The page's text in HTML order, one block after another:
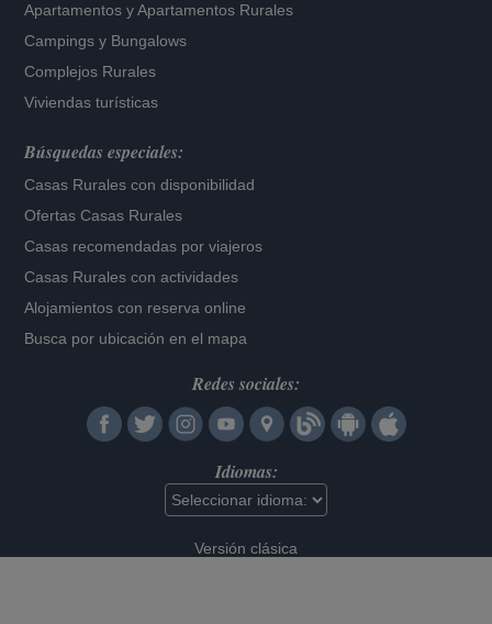
Apartamentos yApartamentos Rurales
Campings y Bungalows
Complejos Rurales
Viviendas turísticas
Búsquedas especiales:
Casas Rurales con disponibilidad
Ofertas Casas Rurales
Casas recomendadas por viajeros
Casas Rurales con actividades
Alojamientos con reserva online
Busca por ubicación en el mapa
Redes sociales:
Idiomas:
Versión clásica